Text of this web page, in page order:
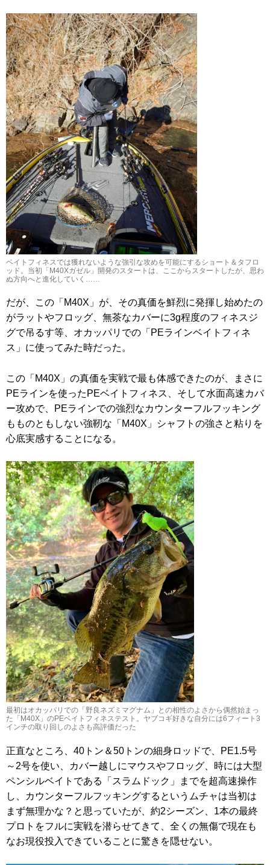
ベイトフィネスでは獲れないような強引な攻めを可能にするショート＆タフロ
ッド。当初「M40Xガゼル」開発のスタートは、ここからスタートしたが、思わ
ぬ方向へと進化していく……
だが、この「M40X」が、その真価を鮮烈に発揮し始めたの
がラットやフロッグ、無茶なカバーに3g程度のフィネスジ
グで吊るす等、オカッパリでの「PEラインベイトフィネ
ス」に使ってみた時だった。
この「M40X」の真価を実戦で最も体感できたのが、まさに
PEラインを使ったPEベイトフィネス、そして水面高速カバ
ー攻めで、PEラインでの強烈なカウンターフルフッキング
もものともしない強靭な「M40X」シャフトの強さと粘りを
心底実感することになる。
最初はオカッパリでの「野良ネズミマグナム」との相性のよさから偶然始まっ
た「M40X」のPEベイトフィネステスト。ヤブコギ好きな自分には6フィート3
インチの取り回しのよさも高評価だった
正直なところ、40トン＆50トンの細身ロッドで、PE1.5号
～2号を使い、カバー越しにマウスやフロッグ、時には大型
ペンシルベイトである「スラムドック」までを超高速操作
し、カウンターフルフッキングするというムチャは当初は
まず無理かな？と思っていたが、約2シーズン、1本の最終
プロトをフルに実戦を潜らせてきて、全くの無傷で現在も
なお現役投入できていることに驚きを隠せない。